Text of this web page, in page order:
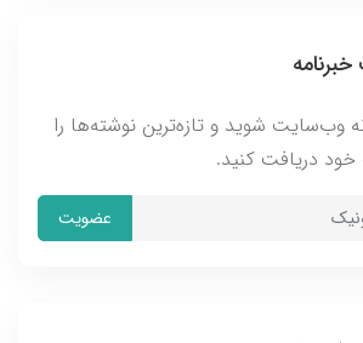
وب‌سایت شوید و تازه‌ترین نوشته‌ها را
دریافت کنید.
عضویت